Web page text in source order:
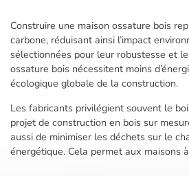
Construire une maison ossature bois
carbone, réduisant ainsi l’impact
sélectionnées pour leur robustesse et
ossature bois nécessitent moins
écologique globale de la construction.
Les fabricants privilégient souvent le
projet de construction en bois sur
aussi de minimiser les déchets sur le
énergétique. Cela permet aux maisons